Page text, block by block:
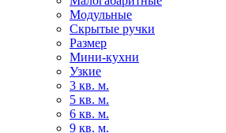
Модульные
Скрытые ручки
Размер
Мини-кухни
Узкие
3 кв. м.
5 кв. м.
6 кв. м.
9 кв. м.